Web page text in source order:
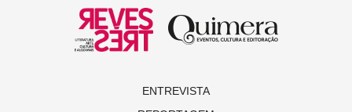
ENTREVISTA